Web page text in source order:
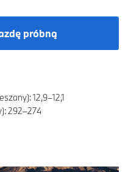
próbną
12,9–12,1
292–274